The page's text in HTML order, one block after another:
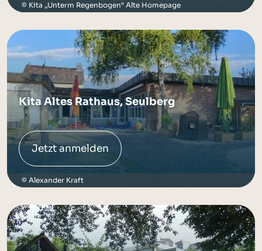
Kita „Unterm Regenbogen“ Alte Homepage
Kita Altes Rathaus, Seulberg
Jetzt anmelden
Alexander Kraft